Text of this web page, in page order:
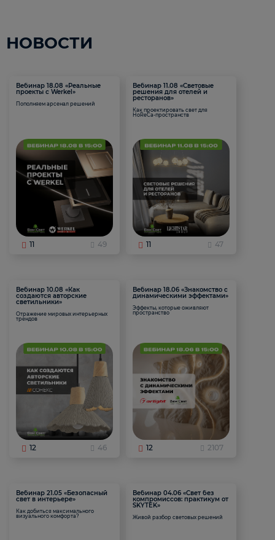
НОВОСТИ
Вебинар 18.08 «Реальные
проекты с Werkel»
Пополняем арсенал решений
11 49
Вебинар 11.08 «Световые
решения для отелей и
ресторанов»
Как проектировать свет для
HoReCa-пространств
11 47
Вебинар 10.08 «Как
создаются авторские
светильники»
Отражение мировых интерьерных
трендов
12 46
Вебинар 18.06 «Знакомство с
динамическими эффектами»
Эффекты, которые оживляют
пространство
12 2107
Вебинар 21.05 «Безопасный
свет в интерьере»
Как добиться максимального
визуального комфорта?
Вебинар 04.06 «Свет без
компромиссов: практикум от
SKYTEK»
Живой разбор световых решений